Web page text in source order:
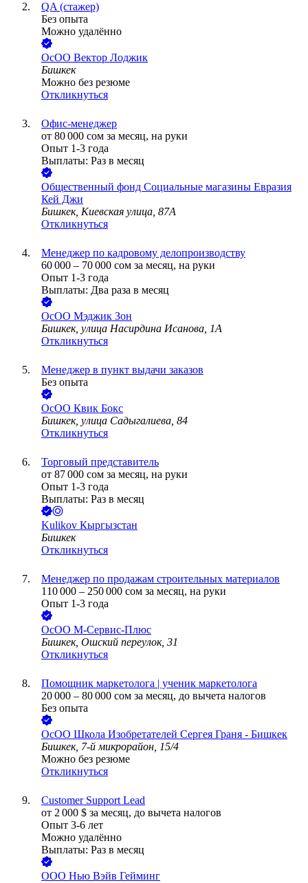
QA (стажер)
Без опыта
Можно удалённо
ОсОО Вектор Лоджик
Бишкек
Можно без резюме
Откликнуться
Офис-менеджер
от 80 000 сом за месяц, на руки
Опыт 1-3 года
Выплаты: Раз в месяц
Общественный фонд Социальные магазины Евразия
Кей Джи
Бишкек, Киевская улица, 87А
Откликнуться
Менеджер по кадровому делопроизводству
60 000 – 70 000 сом за месяц, на руки
Опыт 1-3 года
Выплаты: Два раза в месяц
ОсОО Мэджик Зон
Бишкек, улица Насирдина Исанова, 1А
Откликнуться
Менеджер в пункт выдачи заказов
Без опыта
ОсОО Квик Бокс
Бишкек, улица Садыгалиева, 84
Откликнуться
Торговый представитель
от 87 000 сом за месяц, на руки
Опыт 1-3 года
Выплаты: Раз в месяц
Kulikov Кыргызстан
Бишкек
Откликнуться
Менеджер по продажам строительных материалов
110 000 – 250 000 сом за месяц, на руки
Опыт 1-3 года
ОсОО М-Сервис-Плюс
Бишкек, Ошский переулок, 31
Откликнуться
Помощник маркетолога | ученик маркетолога
20 000 – 80 000 сом за месяц, до вычета налогов
Без опыта
ОсОО Школа Изобретателей Сергея Граня - Бишкек
Бишкек, 7-й микрорайон, 15/4
Можно без резюме
Откликнуться
Customer Support Lead
от 2 000 $ за месяц, до вычета налогов
Опыт 3-6 лет
Можно удалённо
Выплаты: Раз в месяц
ООО Нью Вэйв Гейминг